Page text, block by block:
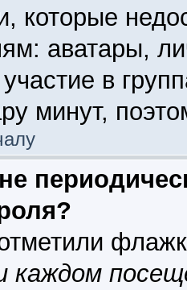
которые
аватары,
в
минут,
каждом